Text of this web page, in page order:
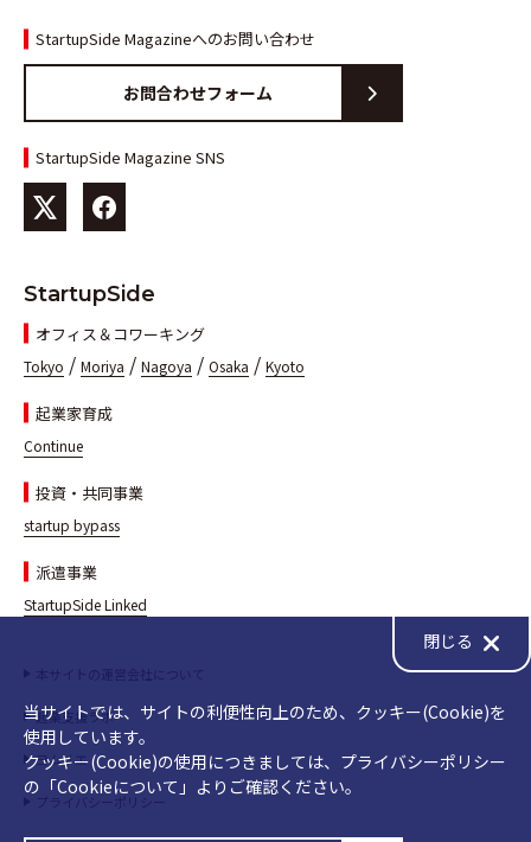
StartupSide Magazineへのお問い合わせ
お問合わせフォーム
StartupSide Magazine SNS
StartupSide
オフィス＆コワーキング
Tokyo / Moriya / Nagoya / Osaka / Kyoto
起業家育成
Continue
投資・共同事業
startup bypass
派遣事業
StartupSide Linked
起業支援ラボ
ヨムリエ
当サイトでは、サイトの利便性向上のため、クッキー(Cookie)を
使用しています。
クッキー(Cookie)の使用につきましては、プライバシーポリシー
の「Cookieについて」よりご確認ください。
閉じる